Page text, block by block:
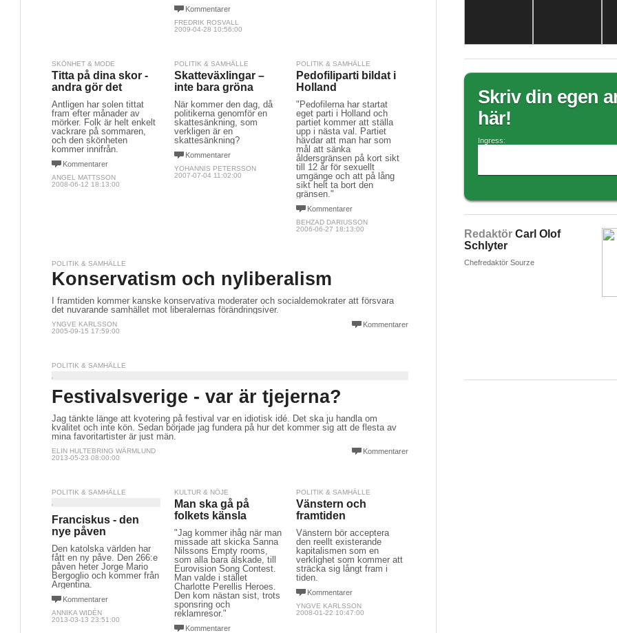
Kommentarer
FREDRIK ROSVALL
2009-04-28 10:56:00
SKÖNHET & MODE
Titta på dina skor -
andra gör det
Äntligen har solen tittat
fram efter månader av
mörker. Folk är helt enkelt
vackrare på sommaren,
och den skönheten
kommer innifrån.
Kommentarer
ANGEL MATTSSON
2008-06-12 18:13:00
POLITIK & SAMHÄLLE
Skatteväxlingar –
inte bara gröna
När kommer den dag, då
politikerna genomför en
skattesänkning, som
verkligen är en
skattesänkning?
Kommentarer
YOHANNIS PETERSSON
2007-07-04 11:02:00
POLITIK & SAMHÄLLE
Pedofiliparti bildat i
Holland
"Pedofilerna har startat
eget parti i Holland och
partiet kommer att ställa
upp i nästa val. Partiet
hävdar att man har som
mål att sänka
åldersgränsen på kort sikt
till 12 år för sexuellt
umgänge och att på lång
sikt helt ta bort den
gränsen."
Kommentarer
BEHZAD DARIUSSON
2006-06-27 18:13:00
POLITIK & SAMHÄLLE
Konservatism och nyliberalism
I framtiden kommer kanske konservativa moderater och socialdemokrater att försvara
det nuvarande samhället mot liberalernas förändringsiver.
Kommentarer
YNGVE KARLSSON
2005-09-15 17:59:00
POLITIK & SAMHÄLLE
Festivalsverige - var är tjejerna?
Jag tänkte länge att kvotering på festival var en idiotisk idé. Det ska ju handla om
kvalitet och inte kön. Sedan började jag fundera på hur det kommer sig att de flesta av
mina favoritartister är just män.
Kommentarer
ELIN HULTEBRING WÄRMLUND
2013-05-23 08:00:00
POLITIK & SAMHÄLLE
Franciskus - den
nye påven
Den katolska världen har
fått en ny påve. Den 266:e
påven heter Jorge Mario
Bergoglio och kommer från
Argentina.
Kommentarer
ANNIKA WIDÉN
2013-03-13 23:51:00
KULTUR & NÖJE
Man ska gå på
folkets känsla
"Jag kommer ihåg när man
missade att skicka Sanna
Nilssons Empty rooms,
som alla bara älskade, till
Eurovision Song Contest.
Man valde i stället
Charlotte Perellis Heroes.
Den kom nästan sist, trots
sponsring och
reklamresor."
Kommentarer
POLITIK & SAMHÄLLE
Vänstern och
framtiden
Vänstern bör acceptera
den reellt existerande
kapitalismen som en
verklighet som kommer att
sträcka sig långt fram i
tiden.
Kommentarer
YNGVE KARLSSON
2008-01-22 10:47:00
Skriv din egen
här!
Ingress:
Redaktör Carl Olof
Schlyter
Chefredaktör Sourze